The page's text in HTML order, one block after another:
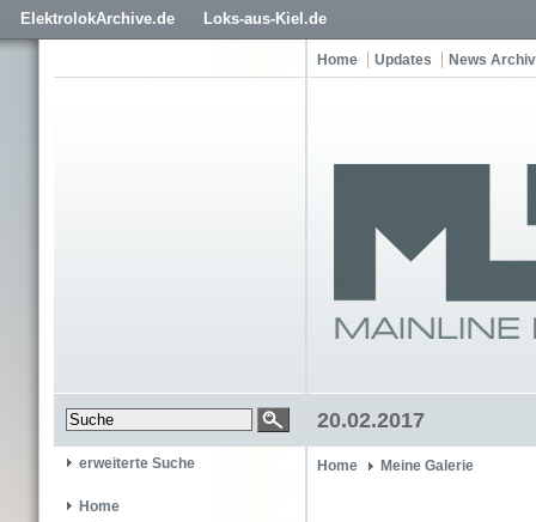
ElektrolokArchive.de Loks-aus-Kiel.de
Home Updates News Archiv
20.02.2017
erweiterte Suche
Home
Home Meine Galerie